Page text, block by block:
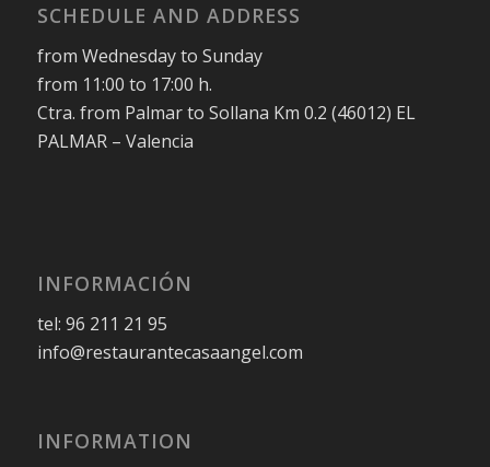
SCHEDULE AND ADDRESS
from Wednesday to Sunday
from 11:00 to 17:00 h.
Ctra. from Palmar to Sollana Km 0.2 (46012) EL
PALMAR – Valencia
INFORMACIÓN
tel: 96 211 21 95
info@restaurantecasaangel.com
INFORMATION